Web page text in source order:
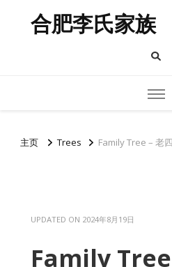
合肥李氏家族
主页 Trees Family Tree – 老
UPDATED ON 2024年8月19日
Family Tree